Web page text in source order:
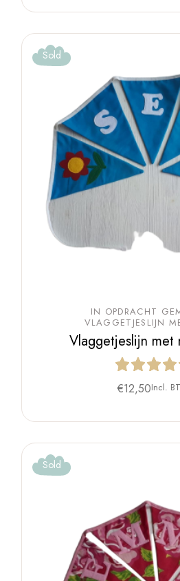
Sold
IN OPDRACHT
VLAGGETJESLIJN
Vlaggetjeslijn met
€12,50Incl.
Sold